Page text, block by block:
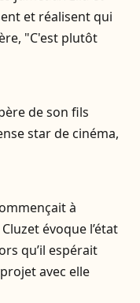
et réalisent qui
"C'est plutôt
de son fils
star de cinéma,
à
évoque l’état
qu’il espérait
avec elle